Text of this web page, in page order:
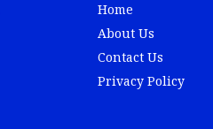
Home
About Us
Contact Us
Privacy Policy